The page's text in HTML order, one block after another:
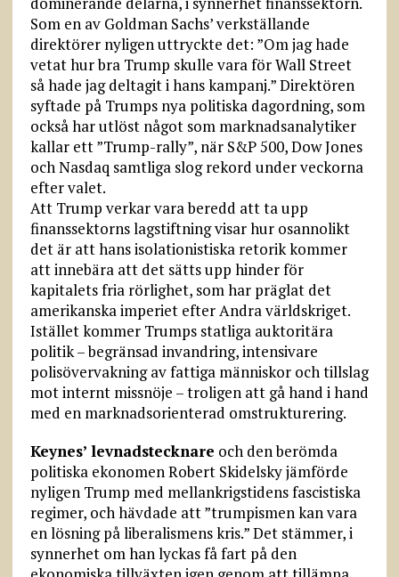
Som en av Goldman Sachs’ verkställande
direktörer nyligen uttryckte det: ”Om jag hade
vetat hur bra Trump skulle vara för Wall Street
så hade jag deltagit i hans kampanj.” Direktören
syftade på Trumps nya politiska dagordning, som
också har utlöst något som marknadsanalytiker
kallar ett ”Trump-rally”, när S&P 500, Dow Jones
och Nasdaq samtliga slog rekord under veckorna
efter valet.
Att Trump verkar vara beredd att ta upp
finanssektorns lagstiftning visar hur osannolikt
det är att hans isolationistiska retorik kommer
att innebära att det sätts upp hinder för
kapitalets fria rörlighet, som har präglat det
amerikanska imperiet efter Andra världskriget.
Istället kommer Trumps statliga auktoritära
politik – begränsad invandring, intensivare
polisövervakning av fattiga människor och tillslag
mot internt missnöje – troligen att gå hand i hand
med en marknadsorienterad omstrukturering.
Keynes’ levnadstecknare och den berömda
politiska ekonomen Robert Skidelsky jämförde
nyligen Trump med mellankrigstidens fascistiska
regimer, och hävdade att ”trumpismen kan vara
en lösning på liberalismens kris.” Det stämmer, i
synnerhet om han lyckas få fart på den